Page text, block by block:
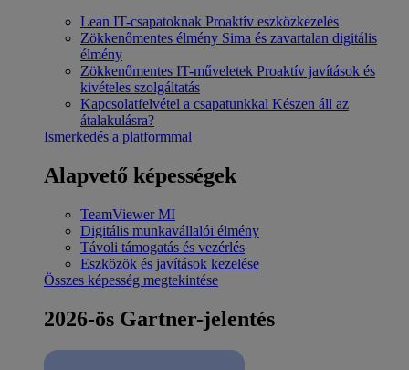
Lean IT-csapatoknak Proaktív eszközkezelés
Zökkenőmentes élmény Sima és zavartalan digitális
élmény
Zökkenőmentes IT-műveletek Proaktív javítások és
kivételes szolgáltatás
Kapcsolatfelvétel a csapatunkkal Készen áll az
átalakulásra?
Ismerkedés a platformmal
Alapvető képességek
TeamViewer MI
Digitális munkavállalói élmény
Távoli támogatás és vezérlés
Eszközök és javítások kezelése
Összes képesség megtekintése
2026-ös Gartner-jelentés